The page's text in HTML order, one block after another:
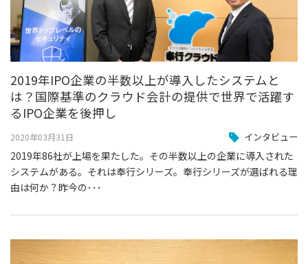
2019年IPO企業の半数以上が導入したシステムと
は？国際基準のクラウド会計の提供で世界で活躍す
るIPO企業を後押し
2020年03月31日 インタビュー
2019年86社が上場を果たした。その半数以上の企業に導入された
システムがある。それは奉行シリーズ。奉行シリーズが選ばれる理
由は何か？昨今の･･･